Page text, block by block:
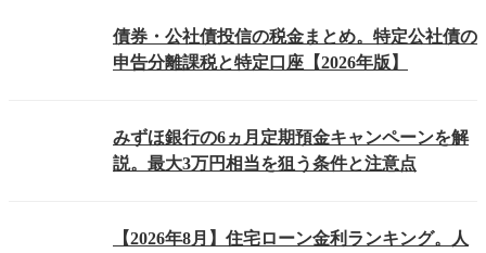
債券・公社債投信の税金まとめ。特定公社債の
申告分離課税と特定口座【2026年版】
みずほ銀行の6ヵ月定期預金キャンペーンを解
説。最大3万円相当を狙う条件と注意点
【2026年8月】住宅ローン金利ランキング。人